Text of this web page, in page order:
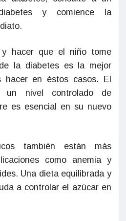
y comience la
y hacer que el niño tome
la diabetes es la mejor
hacer en éstos casos. El
un nivel controlado de
es esencial en su nuevo
también están más
como anemia y
Una dieta equilibrada y
a controlar el azúcar en